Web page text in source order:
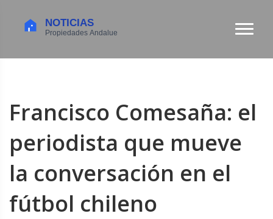
Francisco Comesaña: el
periodista que mueve
la conversación en el
fútbol chileno